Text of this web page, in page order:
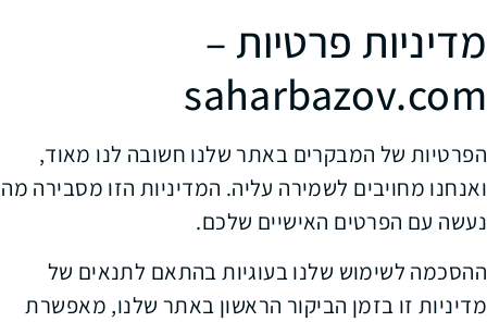
מדיניות פרטיות –
saharbazov.com
הפרטיות של המבקרים באתר שלנו חשובה לנו מאוד,
ואנחנו מחויבים לשמירה עליה. המדיניות הזו מסבירה מה
נעשה עם הפרטים האישיים שלכם.
ההסכמה לשימוש שלנו בעוגיות בהתאם לתנאים של
מדיניות זו בזמן הביקור הראשון באתר שלנו, מאפשרת